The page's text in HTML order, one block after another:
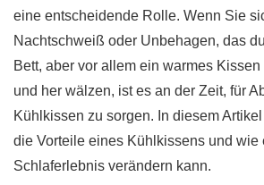
eine entscheidende Rolle. Wenn Sie
Nachtschweiß oder Unbehagen, das
Bett, aber vor allem ein warmes
und her wälzen, ist es an der Zeit, für
Kühlkissen zu sorgen. In diesem
die Vorteile eines Kühlkissens und wie
Schlaferlebnis verändern kann.